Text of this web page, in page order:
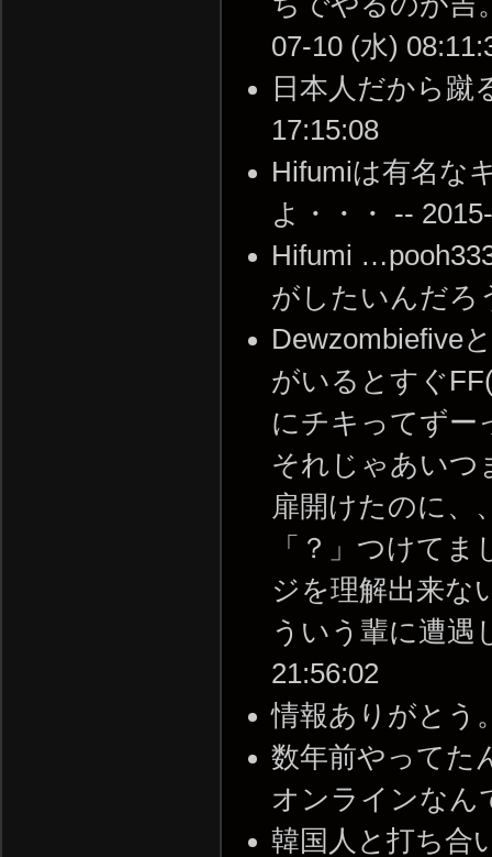
07-10 (水)
日本人だから蹴
17:15:08
Hifumiは有名な
よ・・・ --
Hifumi
がしたいんだろ
Dewzombiefive
がいるとすぐ
にチキってずー
それじゃあいつ
扉開けたのに、
「？」つけて
ジを理解出来な
ういう輩に遭遇
21:56:02
情報ありがとう
数年前やってた
オンラインなん
韓国人と打ち合